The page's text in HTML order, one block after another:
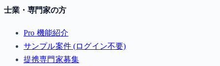
士業・専門家の方
Pro 機能紹介
サンプル案件 (ログイン不要)
提携専門家募集